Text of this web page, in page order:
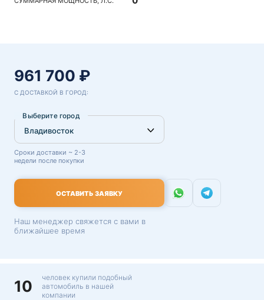
961 700 ₽
С ДОСТАВКОЙ В ГОРОД:
Выберите город
Сроки доставки ~ 2-3
недели после покупки
ОСТАВИТЬ ЗАЯВКУ
Наш менеджер свяжется с вами в
ближайшее время
10
человек купили подобный
автомобиль в нашей
компании